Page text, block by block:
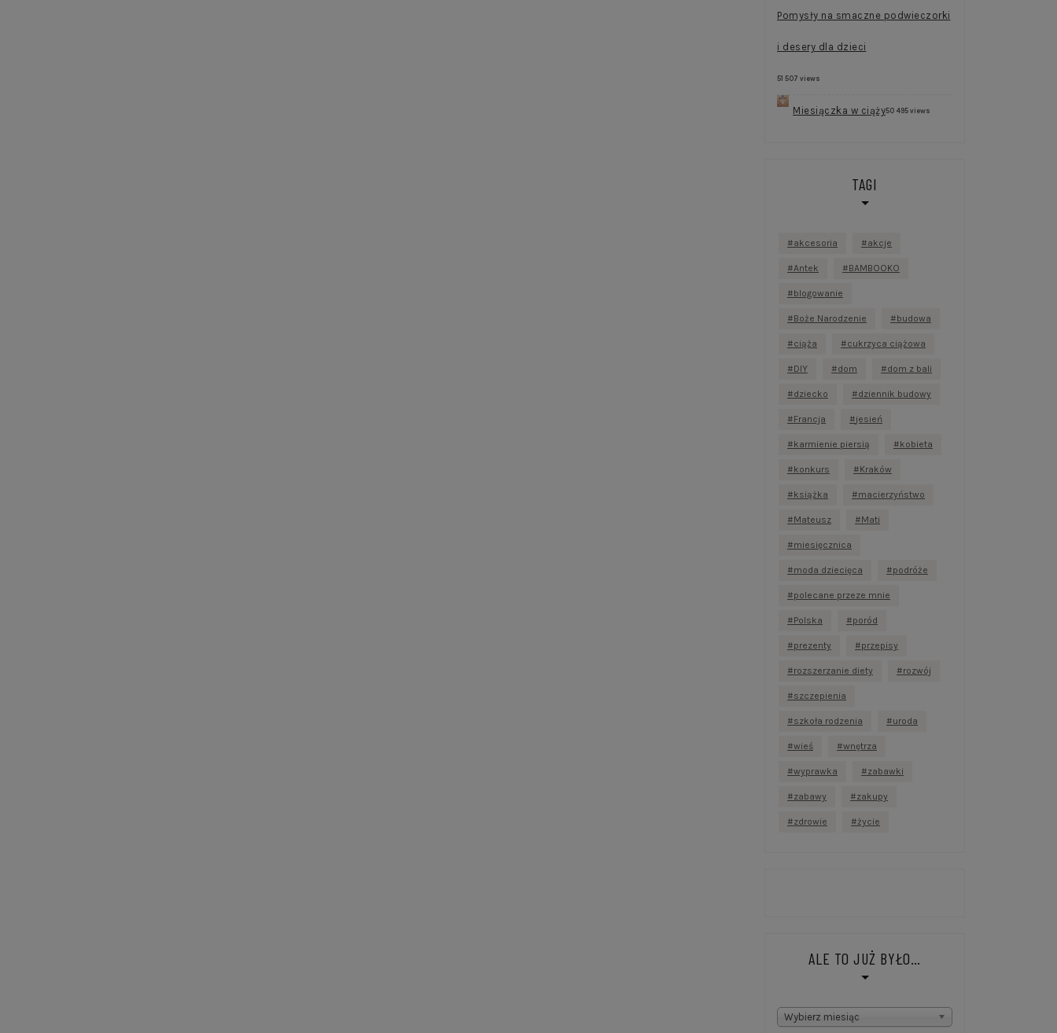
Pomysły na smaczne podwieczorki
i desery dla dzieci
51 507 views
Miesiączka w ciąży50 495 views
TAGI
akcesoria akcje
Antek BAMBOOKO
blogowanie
Boże Narodzenie budowa
ciąża cukrzyca ciążowa
DIY dom dom z bali
dziecko dziennik budowy
Francja jesień
karmienie piersią kobieta
konkurs Kraków
książka macierzyństwo
Mateusz Mati
miesięcznica
moda dziecięca podróże
polecane przeze mnie
Polska poród
prezenty przepisy
rozszerzanie diety rozwój
szczepienia
szkoła rodzenia uroda
wieś wnętrza
wyprawka zabawki
zabawy zakupy
zdrowie życie
ALE TO JUŻ BYŁO…
Wybierz miesiąc